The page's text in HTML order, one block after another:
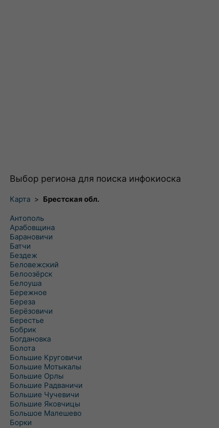
Выбор региона для поиска инфокиоска
Карта > Брестская обл.
Антополь
Арабовщина
Барановичи
Батчи
Бездеж
Беловежский
Белоозёрск
Белоуша
Бережное
Береза
Берёзовичи
Берестье
Бобрик
Богдановка
Болота
Большие Круговичи
Большие Мотыкалы
Большие Орлы
Большие Радваничи
Большие Чучевичи
Большие Яковчицы
Большое Малешево
Борки